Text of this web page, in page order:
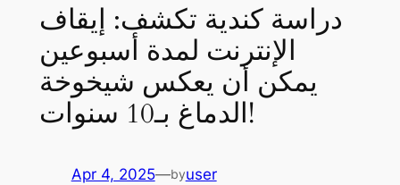
دراسة كندية تكشف: إيقاف
الإنترنت لمدة أسبوعين
يمكن أن يعكس شيخوخة
الدماغ بـ10 سنوات!
Apr 4, 2025—byuser